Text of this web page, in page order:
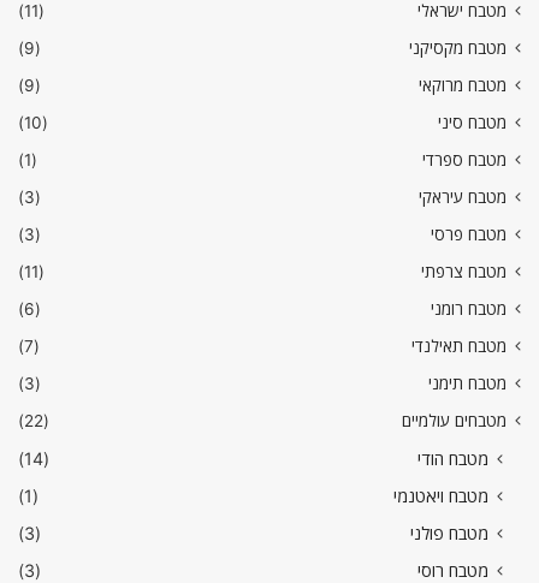
מטבח ישראלי
(11)
מטבח מקסיקני
(9)
מטבח מרוקאי
(9)
מטבח סיני
(10)
מטבח ספרדי
(1)
מטבח עיראקי
(3)
מטבח פרסי
(3)
מטבח צרפתי
(11)
מטבח רומני
(6)
מטבח תאילנדי
(7)
מטבח תימני
(3)
מטבחים עולמיים
(22)
מטבח הודי
(14)
מטבח ויאטנמי
(1)
מטבח פולני
(3)
מטבח רוסי
(3)